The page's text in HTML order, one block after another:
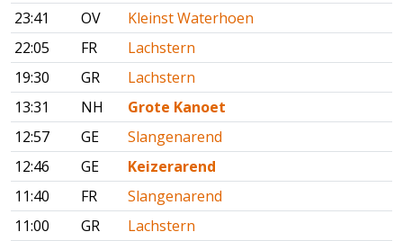
23:41
OV
Kleinst Waterhoen
22:05
FR
Lachstern
19:30
GR
Lachstern
13:31
NH
Grote Kanoet
12:57
GE
Slangenarend
12:46
GE
Keizerarend
11:40
FR
Slangenarend
11:00
GR
Lachstern